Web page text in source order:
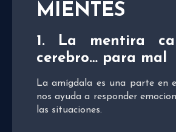
MIENTES
1. La mentira
cerebro… para mal
La amígdala es una parte en
nos ayuda a responder
las situaciones.